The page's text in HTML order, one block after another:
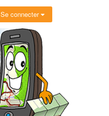
Se connecter